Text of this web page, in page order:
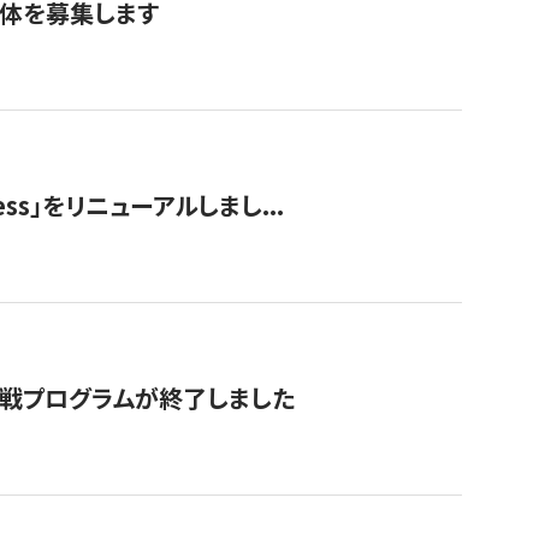
を募集します
」をリニューアルしまし...
プログラムが終了しました